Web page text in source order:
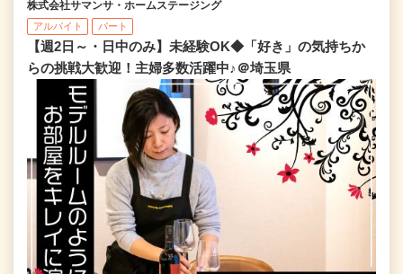
株式会社サマンサ・ホームステージング
アルバイト パート
【週2日～・日中のみ】未経験OK◆「好き」の気持ちか
らの挑戦大歓迎！主婦多数活躍中♪＠埼玉県